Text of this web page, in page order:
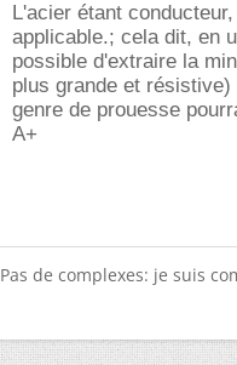
L'acier étant
applicable.; cela dit, en
possible d'extraire la
plus grande et
genre de prouesse
A+
Pas de complexes: je suis